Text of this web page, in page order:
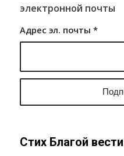
электронной почты
Адрес эл. почты *
Стих Благой вести